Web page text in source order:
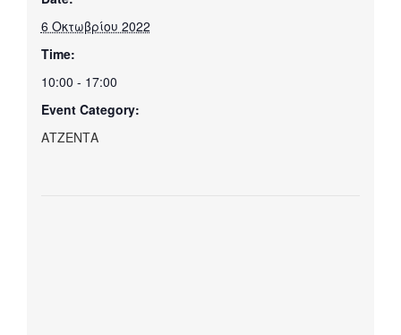
6 Οκτωβρίου 2022
Time:
10:00 - 17:00
Event Category:
ΑΤΖΕΝΤΑ